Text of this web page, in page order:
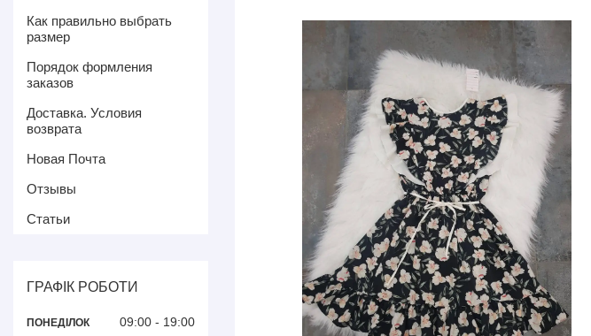
Как правильно выбрать
размер
Порядок формления
заказов
Доставка. Условия
возврата
Новая Почта
Отзывы
Статьи
ГРАФІК РОБОТИ
ПОНЕДІЛОК 09:00 19:00